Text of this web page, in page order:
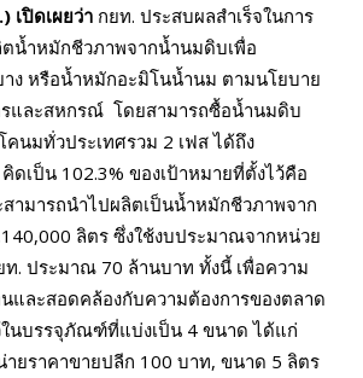
.) เปิดเผยว่า กยท. ประสบผลสำเร็จในการ
ตน้ำหมักชีวภาพจากน้ำนมดิบเพื่อ
าง หรือน้ำหมักอะมิโนน้ำนม ตามนโยบาย
รและสหกรณ์ โดยสามารถซื้อน้ำนมดิบ
คนมทั่วประเทศรวม 2 เฟส ได้ถึง
ดเป็น 102.3% ของเป้าหมายที่ตั้งไว้คือ
ามารถนำไปผลิตเป็นน้ำหมักชีวภาพจาก
ลิตร ซึ่งใช้งบประมาณจากหน่วย
ท. ประมาณ 70 ล้านบาท ทั้งนี้ เพื่อความ
นและสอดคล้องกับความต้องการของตลาด
ในบรรจุภัณฑ์ที่แบ่งเป็น 4 ขนาด ได้แก่
ยราคาขายปลีก 100 บาท, ขนาด 5 ลิตร